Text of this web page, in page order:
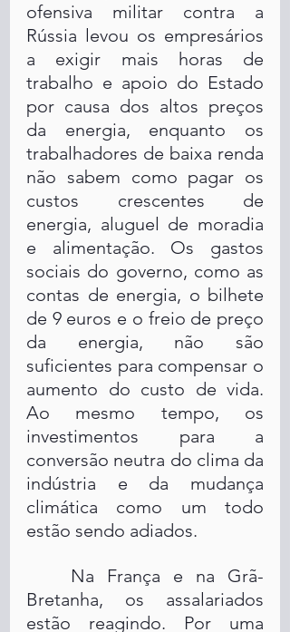
ofensiva militar contra a
Rússia levou os empresários
a exigir mais horas de
trabalho e apoio do Estado
por causa dos altos preços
da energia, enquanto os
trabalhadores de baixa renda
não sabem como pagar os
custos crescentes de
energia, aluguel de moradia
e alimentação. Os gastos
sociais do governo, como as
contas de energia, o bilhete
de 9 euros e o freio de preço
da energia, não são
suficientes para compensar o
aumento do custo de vida.
Ao mesmo tempo, os
investimentos para a
conversão neutra do clima da
indústria e da mudança
climática como um todo
estão sendo adiados.
Bretanha, os assalariados
estão reagindo. Por uma